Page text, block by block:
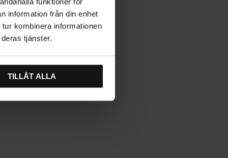
information från din enhet
kombinera informationen
tjänster.
TILLÅT ALLA